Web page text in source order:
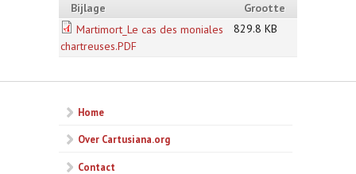
Bijlage
Grootte
Martimort_Le cas des moniales
chartreuses.PDF
829.8 KB
Home
Over Cartusiana.org
Contact